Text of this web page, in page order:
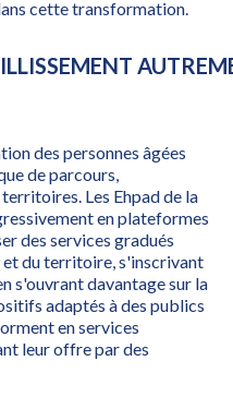
cette transformation.
des personnes âgées
de parcours,
Les Ehpad de la
en plateformes
des services gradués
et du territoire, s'inscrivant
s'ouvrant davantage sur la
adaptés à des publics
en services
leur offre par des